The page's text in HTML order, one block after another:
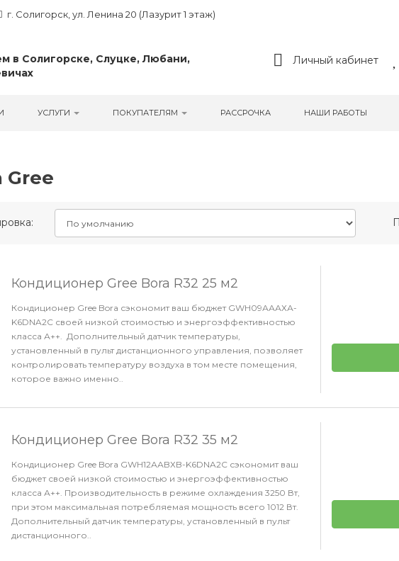
г. Солигорск, ул. Ленина 20 (Лазурит 1 этаж)
в Солигорске, Слуцке, Любани,
Личный кабинет
УСЛУГИ ПОКУПАТЕЛЯМ РАССРОЧКА НАШИ РАБОТЫ
Gree
Кондиционер Gree Bora R32 25 м2
Кондиционер Gree Bora сэкономит ваш бюджет GWH09АААХА-
K6DNA2С своей низкой стоимостью и энергоэффективностью
класса А++. Дополнительный датчик температуры,
установленный в пульт дистанционного управления, позволяет
контролировать температуру воздуха в том месте помещения,
которое важно именно..
Кондиционер Gree Bora R32 35 м2
Кондиционер Gree Bora GWH12ААBХB-K6DNA2С сэкономит ваш
бюджет своей низкой стоимостью и энергоэффективностью
класса А++. Производительность в режиме охлаждения 3250 Вт,
при этом максимальная потребляемая мощность всего 1012 Вт.
Дополнительный датчик температуры, установленный в пульт
дистанционного..